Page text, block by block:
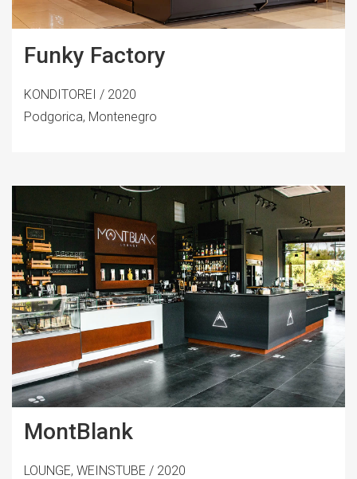
Funky Factory
KONDITOREI / 2020
Podgorica, Montenegro
MontBlank
LOUNGE, WEINSTUBE / 2020